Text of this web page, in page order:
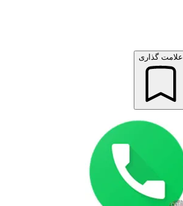
علامت گذاری